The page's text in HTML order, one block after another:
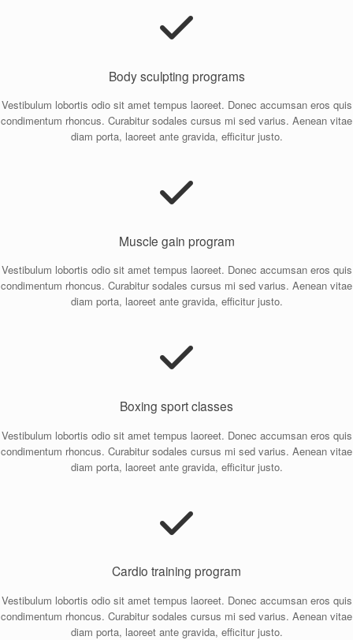
Body sculpting programs
Vestibulum lobortis odio sit amet tempus laoreet. Donec accumsan eros quis
condimentum rhoncus. Curabitur sodales cursus mi sed varius. Aenean vitae
diam porta, laoreet ante gravida, efficitur justo.
Muscle gain program
Vestibulum lobortis odio sit amet tempus laoreet. Donec accumsan eros quis
condimentum rhoncus. Curabitur sodales cursus mi sed varius. Aenean vitae
diam porta, laoreet ante gravida, efficitur justo.
Boxing sport classes
Vestibulum lobortis odio sit amet tempus laoreet. Donec accumsan eros quis
condimentum rhoncus. Curabitur sodales cursus mi sed varius. Aenean vitae
diam porta, laoreet ante gravida, efficitur justo.
Cardio training program
Vestibulum lobortis odio sit amet tempus laoreet. Donec accumsan eros quis
condimentum rhoncus. Curabitur sodales cursus mi sed varius. Aenean vitae
diam porta, laoreet ante gravida, efficitur justo.